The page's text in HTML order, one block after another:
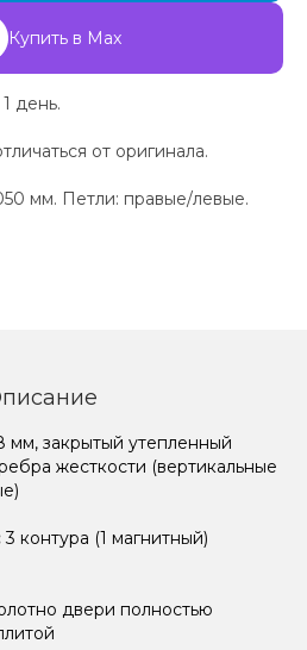
Купить в Max
день.
от оригинала.
мм. Петли: правые/левые.
мм, закрытый утепленный
жесткости (вертикальные
3 контура (1 магнитный)
двери полностью